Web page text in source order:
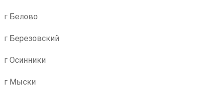
г Белово
г Березовский
г Осинники
г Мыски